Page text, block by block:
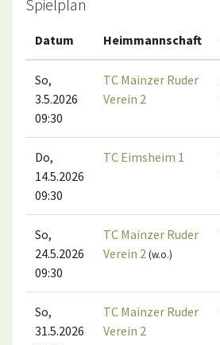
Spielplan
Datum Heimmannschaft
So,
3.5.2026
09:30
TC Mainzer Ruder
Verein 2
Do,
14.5.2026
09:30
TC Eimsheim 1
So,
24.5.2026
09:30
TC Mainzer Ruder
Verein 2(w.o.)
So,
31.5.2026
TC Mainzer Ruder
Verein 2